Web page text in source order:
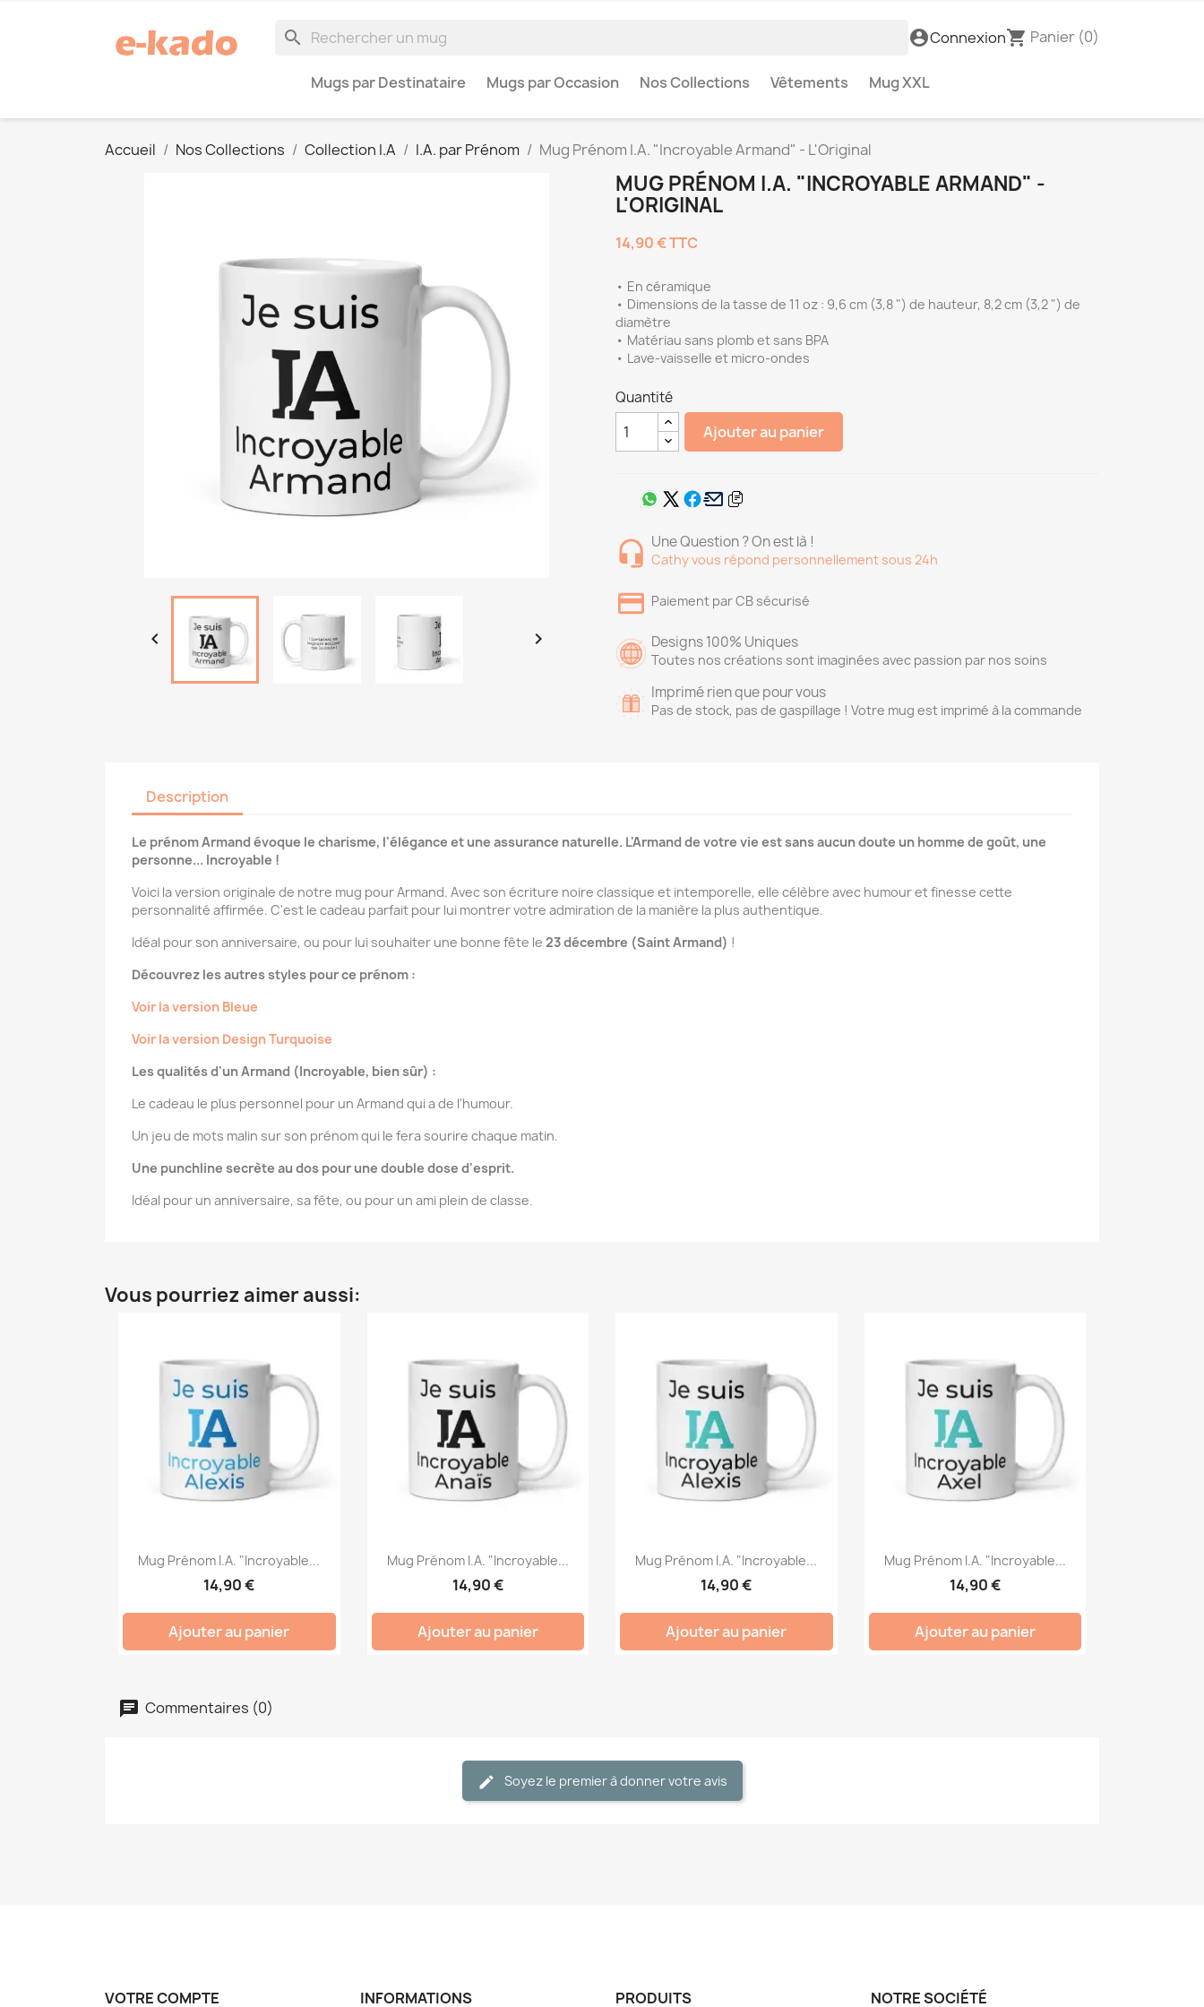
search account_circleConnexionshopping_cart Panier (0)
Mugs par Destinataire Mugs par Occasion Nos Collections Vêtements Mug XXL
Accueil Nos Collections Collection I.A I.A. par Prénom Mug Prénom I.A. "Incroyable Armand" - L'Original
 
MUG PRÉNOM I.A. "INCROYABLE ARMAND" -
L'ORIGINAL
14,90 €TTC
• En céramique
• Dimensions de la tasse de 11 oz : 9,6 cm (3,8 ") de hauteur, 8,2 cm (3,2 ") de
diamètre
• Matériau sans plomb et sans BPA
• Lave-vaisselle et micro-ondes
Quantité
Ajouter au panier
Une Question ? On est là !
Cathy vous répond personnellement sous 24h
Paiement par CB sécurisé
Designs 100% Uniques
Toutes nos créations sont imaginées avec passion par nos soins
Imprimé rien que pour vous
Pas de stock, pas de gaspillage ! Votre mug est imprimé à la commande
Description
Le prénom Armand évoque le charisme, l'élégance et une assurance naturelle. L'Armand de votre vie est sans aucun doute un homme de goût, une
personne... Incroyable !
Voici la version originale de notre mug pour Armand. Avec son écriture noire classique et intemporelle, elle célèbre avec humour et finesse cette
personnalité affirmée. C'est le cadeau parfait pour lui montrer votre admiration de la manière la plus authentique.
Idéal pour son anniversaire, ou pour lui souhaiter une bonne fête le 23 décembre (Saint Armand) !
Découvrez les autres styles pour ce prénom :
Voir la version Bleue
Voir la version Design Turquoise
Les qualités d'un Armand (Incroyable, bien sûr) :
Le cadeau le plus personnel pour un Armand qui a de l'humour.
Un jeu de mots malin sur son prénom qui le fera sourire chaque matin.
Une punchline secrète au dos pour une double dose d'esprit.
Idéal pour un anniversaire, sa fête, ou pour un ami plein de classe.
Vous pourriez aimer aussi:
Mug Prénom I.A. "Incroyable...
14,90 €
Ajouter au panier
Mug Prénom I.A. "Incroyable...
14,90 €
Ajouter au panier
Mug Prénom I.A. "Incroyable...
14,90 €
Ajouter au panier
Mug Prénom I.A. "Incroyable...
14,90 €
Ajouter au panier
Commentaires (0)
Soyez le premier à donner votre avis
VOTRE COMPTE INFORMATIONS PRODUITS NOTRE SOCIÉTÉ